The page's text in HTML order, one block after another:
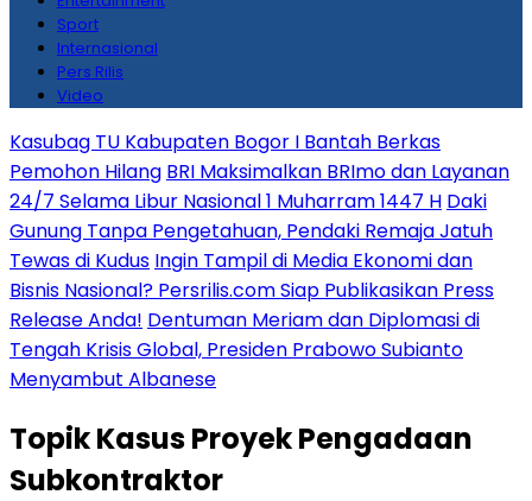
Sport
Internasional
Pers Rilis
Video
Kasubag TU Kabupaten Bogor I Bantah Berkas
Pemohon Hilang BRI Maksimalkan BRImo dan Layanan
24/7 Selama Libur Nasional 1 Muharram 1447 H Daki
Gunung Tanpa Pengetahuan, Pendaki Remaja Jatuh
Tewas di Kudus Ingin Tampil di Media Ekonomi dan
Bisnis Nasional? Persrilis.com Siap Publikasikan Press
Release Anda! Dentuman Meriam dan Diplomasi di
Tengah Krisis Global, Presiden Prabowo Subianto
Menyambut Albanese
TopikKasus Proyek Pengadaan
Subkontraktor